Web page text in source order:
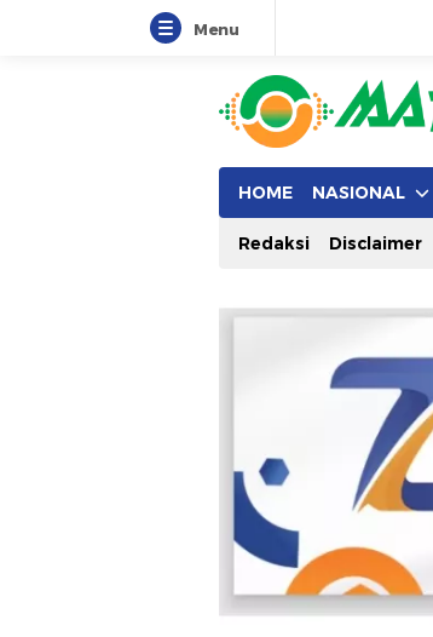
Menu
HOME NASIONAL
Redaksi Disclaimer